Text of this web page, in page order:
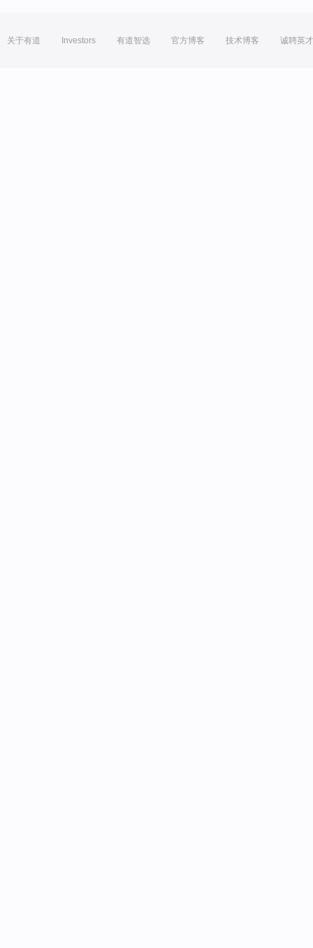
关于有道 Investors 有道智选 官方博客 技术博客 诚聘英才